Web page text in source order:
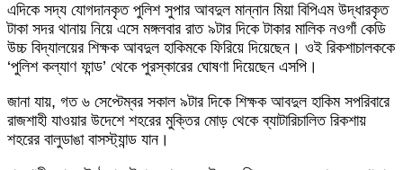
এদিকে সদ্য যোগদানকৃত পুলিশ সুপার আবদুল মান্নান মিয়া বিপিএম উদ্ধারকৃত
টাকা সদর থানায় নিয়ে এসে মঙ্গলবার রাত ৯টার দিকে টাকার মালিক নওগাঁ কেডি
উচ্চ বিদ্যালয়ের শিক্ষক আবদুল হাকিমকে ফিরিয়ে দিয়েছেন। ওই রিকশাচালককে
‘পুলিশ কল্যাণ ফান্ড’ থেকে পুরস্কারের ঘোষণা দিয়েছেন এসপি।
জানা যায়, গত ৬ সেপ্টেম্বর সকাল ৯টার দিকে শিক্ষক আবদুল হাকিম সপরিবারে
রাজশাহী যাওয়ার উদেশে শহরের মুক্তির মোড় থেকে ব্যাটারিচালিত রিকশায়
শহরের বালুডাঙা বাসস্ট্যান্ড যান।